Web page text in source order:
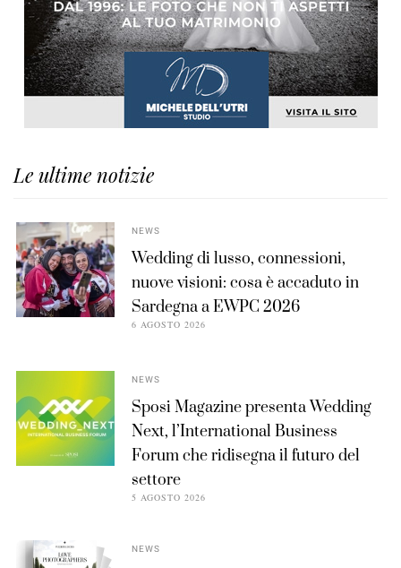
Le ultime notizie
NEWS
Wedding di lusso, connessioni,
nuove visioni: cosa è accaduto in
Sardegna a EWPC 2026
6 AGOSTO 2026
NEWS
Sposi Magazine presenta Wedding
Next, l’International Business
Forum che ridisegna il futuro del
settore
5 AGOSTO 2026
NEWS